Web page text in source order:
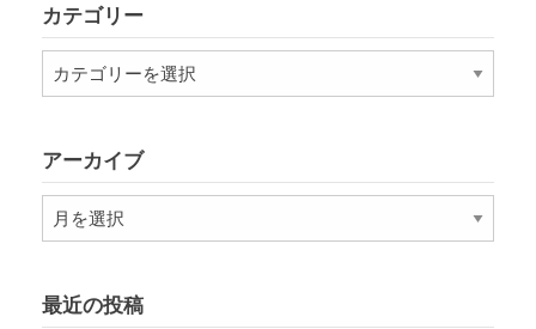
カテゴリー
テ
ー
アーカイブ
ア
ー
ブ
最近の投稿